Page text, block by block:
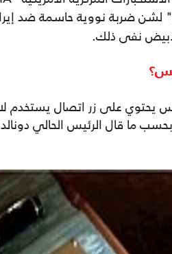
لشن ضربة نووية حاسمة ضد
نفى ذلك.
على زر اتصال يستخدم
ما قال الرئيس الحالي